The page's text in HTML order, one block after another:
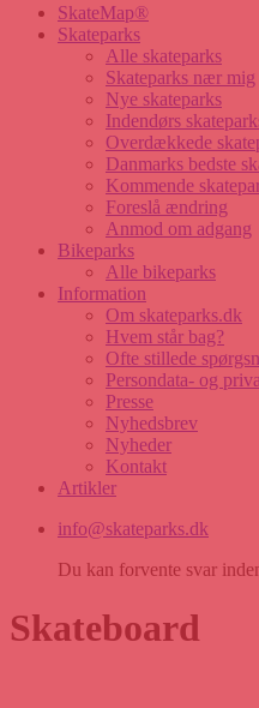
SkateMap®
Skateparks
Alle skateparks
Skateparks nær mig
Nye skateparks
Indendørs
Overdækkede
Danmarks bedste
Kommende
Foreslå ændring
Anmod om adgang
Bikeparks
Alle bikeparks
Information
Om skateparks.dk
Hvem står bag?
Ofte stillede
Persondata- og
Presse
Nyhedsbrev
Nyheder
Kontakt
Artikler
info@skateparks.dk
Du kan forvente svar
Skateboard